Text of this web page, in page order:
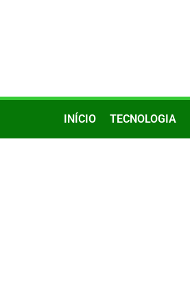
INÍCIO TECNOLOGIA